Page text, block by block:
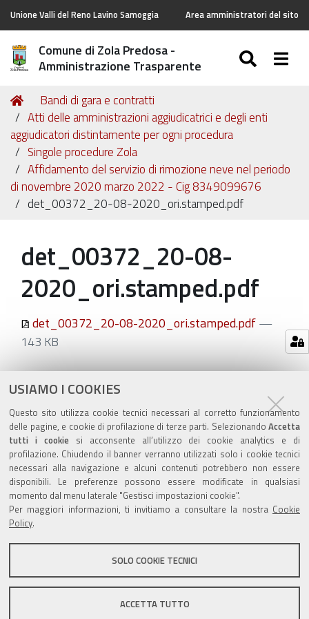
USIAMO I COOKIES
Questo sito utilizza cookie tecnici necessari al corretto funzionamento
delle pagine, e cookie di profilazione di terze parti. Selezionando Accetta
tutti i cookiesi acconsente all’utilizzo dei cookie analytics e di
profilazione. Chiudendo il banner verranno utilizzati solo i cookie tecnici
necessari alla navigazione e alcuni contenuti potrebbero non essere
disponibili. Le preferenze possono essere modificate in qualsiasi
momento dal menu laterale "Gestisci impostazioni cookie".
Per maggiori informazioni, ti invitiamo a consultare la nostra Cookie
Policy.
SOLO COOKIE TECNICI
ACCETTA TUTTO
Unione Valli del Reno Lavino Samoggia Area amministratori del sito
Comune di Zola Predosa -
Amministrazione Trasparente
Tu
sei
qui:
Home
Bandi di gara e contratti
Atti delle amministrazioni aggiudicatrici e degli enti
aggiudicatori distintamente per ogni procedura
Singole procedure Zola
Affidamento del servizio di rimozione neve nel periodo
di novembre 2020 marzo 2022 - Cig 8349099676
det_00372_20-08-2020_ori.stamped.pdf
det_00372_20-08-
2020_ori.stamped.pdf
det_00372_20-08-2020_ori.stamped.pdf—
143 KB
Azioni
sul
documento
ultima modifica 19/10/2020
Valuta questo sito
Sito istituzionale Comune di Zola Predosa